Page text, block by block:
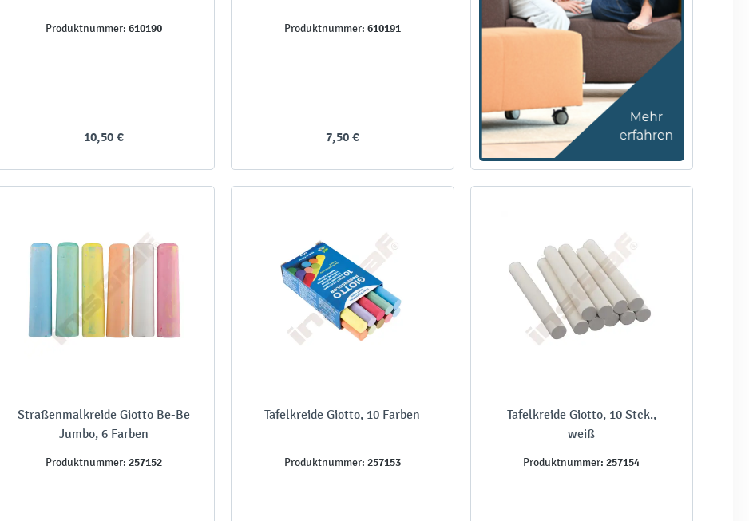
Produktnummer: 610190
10,50 €
Produktnummer: 610191
7,50 €
Straßenmalkreide Giotto Be-Be
Jumbo, 6 Farben
Produktnummer: 257152
Tafelkreide Giotto, 10 Farben
Produktnummer: 257153
Tafelkreide Giotto, 10 Stck.,
weiß
Produktnummer: 257154